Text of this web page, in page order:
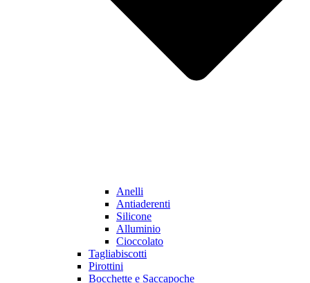
Anelli
Antiaderenti
Silicone
Alluminio
Cioccolato
Tagliabiscotti
Pirottini
Bocchette e Saccapoche